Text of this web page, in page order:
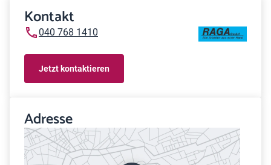
Kontakt
040 768 1410
Jetzt kontaktieren
Adresse